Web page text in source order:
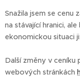
Snažila jsem se cenu
na stávající hranici,
ekonomickou situaci
Další změny v ceníku
webových stránkách